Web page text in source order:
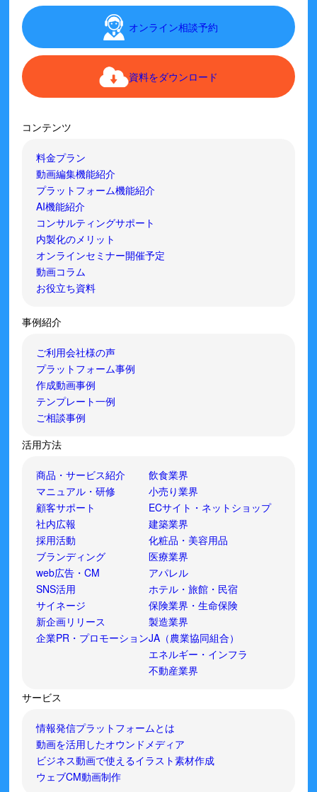
オンライン相談予約
資料をダウンロード
コンテンツ
料金プラン
動画編集機能紹介
プラットフォーム機能紹介
AI機能紹介
コンサルティングサポート
内製化のメリット
オンラインセミナー開催予定
動画コラム
お役立ち資料
事例紹介
ご利用会社様の声
プラットフォーム事例
作成動画事例
テンプレート一例
ご相談事例
活用方法
商品・サービス紹介
マニュアル・研修
顧客サポート
社内広報
採用活動
ブランディング
web広告・CM
SNS活用
サイネージ
新企画リリース
企業PR・プロモーション
飲食業界
小売り業界
ECサイト・ネットショップ
建築業界
化粧品・美容用品
医療業界
アパレル
ホテル・旅館・民宿
保険業界・生命保険
製造業界
JA（農業協同組合）
エネルギー・インフラ
不動産業界
サービス
情報発信プラットフォームとは
動画を活用したオウンドメディア
ビジネス動画で使えるイラスト素材作成
ウェブCM動画制作